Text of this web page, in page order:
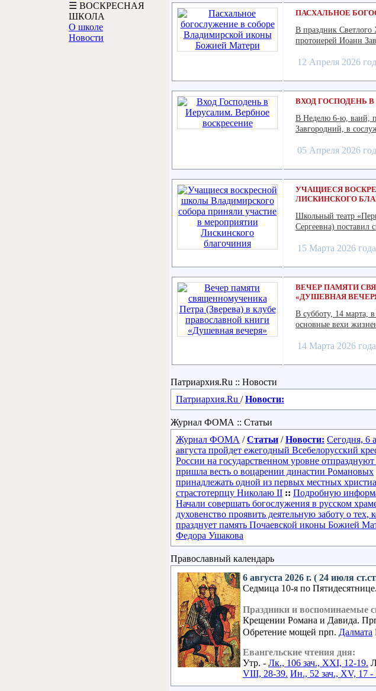
☰ ВОСКРЕСНАЯ
ШКОЛА
О школе
Новости
ПАСХАЛЬНОЕ
В праздник Светлого
протоиерей Иоанн
12 Апреля 2026
ВХОД ГОСПОДЕНЬ
В Неделю 6-ю, ваий,
Завгородний, в
05 Апреля 2026
УЧАЩИЕСЯ
ЛИСКИНСКОГО
Школьный театр
Сергеевна) поставил
15 Марта 2026 года
ВЕЧЕР ПАМЯТИ
«ДУШЕВНАЯ
В субботу, 14 марта,
основные вехи
14 Марта 2026 года
Патриархия.Ru :: Новости
Патриархия.Ru / Новости:
Журнал ФОМА :: Статьи
Журнал ФОМА /Статьи /Новости: Сегодня, 6
августа пройдет ежегодный Всебелорусский
России на государственном уровне
пришла весть о воцарении династии Романовых
принадлежать одной из первых местных
страстотерпцу Николаю II :: Подробную
Начали совершать богослужения в русском
духовенство проявить деятельную заботу о
празднует память Почаевской иконы Божией
Федора Ушакова
Православный календарь
6 августа 2026 г. ( 24 июля
Седмица 10-я по Пятидесятнице.
Праздники и воспоминаемые
Крещении Романа и Давида.
Обретение мощей прп. Далмата
Евангельские чтения дня:
Утр. - Лк., 106 зач., XXI, 12-19.
VIII, 28-39. Ин., 52 зач., XV, 17